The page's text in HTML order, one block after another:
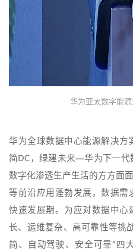
华为亚太数字能
华为全球数据中心能源解决方
简DC，绿建未来—华为下一代
数字化渗透生产生活的方方面
等前沿应用蓬勃发展，数据需
快速发展期。为应对数据中心
长、运维复杂、高可靠性等挑
简、自动驾驶、安全可靠”四